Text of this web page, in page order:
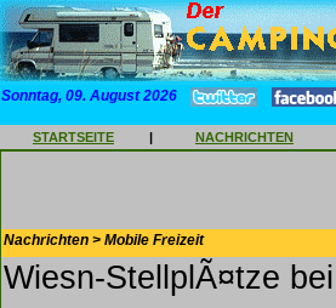
Sonntag, 09. August 2026
STARTSEITE | NACHRICHTEN
Nachrichten > Mobile Freizeit
Wiesn-StellplÃ¤tze